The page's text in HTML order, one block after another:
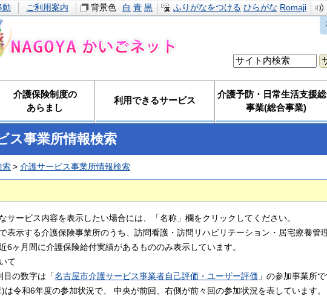
動 ご利用案内 背景色 白 青 黒 ふりがなをつける ひらがな Romaji
介護保険制度の
あらまし
利用できるサービス
介護予防・日常生活支援
事業(総合事業)
ス事業所情報検索
索 介護サービス事業所情報検索
サービス内容を表示したい場合には、「名称」欄をクリックしてください。
表示する介護保険事業所のうち、訪問看護・訪問リハビリテーション・居宅療養管
6ヶ月間に介護保険給付実績があるもののみ表示しています。
て
目の数字は「 名古屋市介護サービス事業者自己評価・ユーザー評価 」の参加事業所で
令和6年度の参加状況で、 中央が前回、右側が前々回の参加状況を表しています。